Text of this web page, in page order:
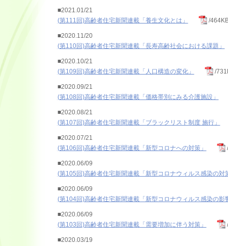
■2021.01/21
(第111回)高齢者住宅新聞連載「養生文化とは」
/
■2020.11/20
(第110回)高齢者住宅新聞連載「長寿高齢社会における課題」
■2020.10/21
(第109回)高齢者住宅新聞連載「人口構造の変化」
/
■2020.09/21
(第108回)高齢者住宅新聞連載「価格帯別にみる介護施設」
■2020.08/21
(第107回)高齢者住宅新聞連載「ブラックリスト制度 施行」
■2020.07/21
(第106回)高齢者住宅新聞連載「新型コロナへの対策」
■2020.06/09
(第105回)高齢者住宅新聞連載「新型コロナウィルス感染の対
■2020.06/09
(第104回)高齢者住宅新聞連載「新型コロナウィルス感染の影
■2020.06/09
(第103回)高齢者住宅新聞連載「需要増加に伴う対策」
■2020.03/19